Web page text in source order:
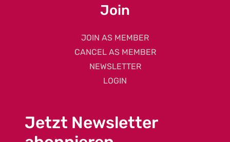
Join
JOIN AS MEMBER
CANCEL AS MEMBER
NEWSLETTER
LOGIN
Jetzt Newsletter